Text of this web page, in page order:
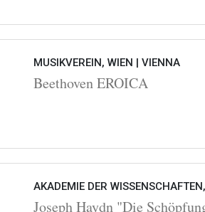
MUSIKVEREIN, WIEN | VIENNA
Beethoven EROICA
AKADEMIE DER
Joseph Haydn "Die